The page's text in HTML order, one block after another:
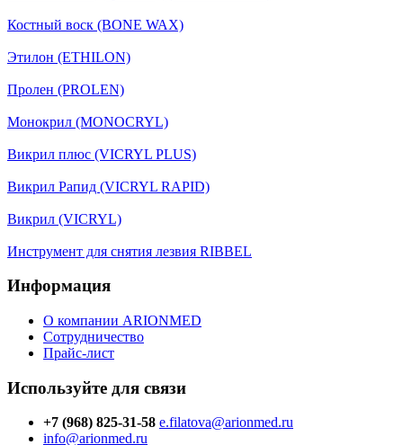
Костный воск (BONE WAX)
Этилон (ETHILON)
Пролен (PROLEN)
Монокрил (MONOCRYL)
Викрил плюс (VICRYL PLUS)
Викрил Рапид (VICRYL RAPID)
Викрил (VICRYL)
Инструмент для снятия лезвия RIBBEL
Информация
О компании ARIONMED
Сотрудничество
Прайс-лист
Используйте для связи
+7 (968) 825-31-58 e.filatova@arionmed.ru
info@arionmed.ru